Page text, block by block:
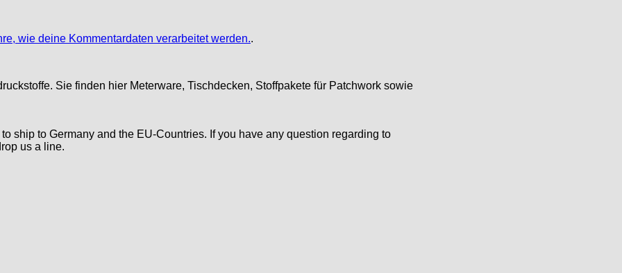
wie deine Kommentardaten verarbeitet werden..
Sie finden hier Meterware, Tischdecken, Stoffpakete für Patchwork sowie
ship to Germany and the EU-Countries. If you have any question regarding to
us a line.